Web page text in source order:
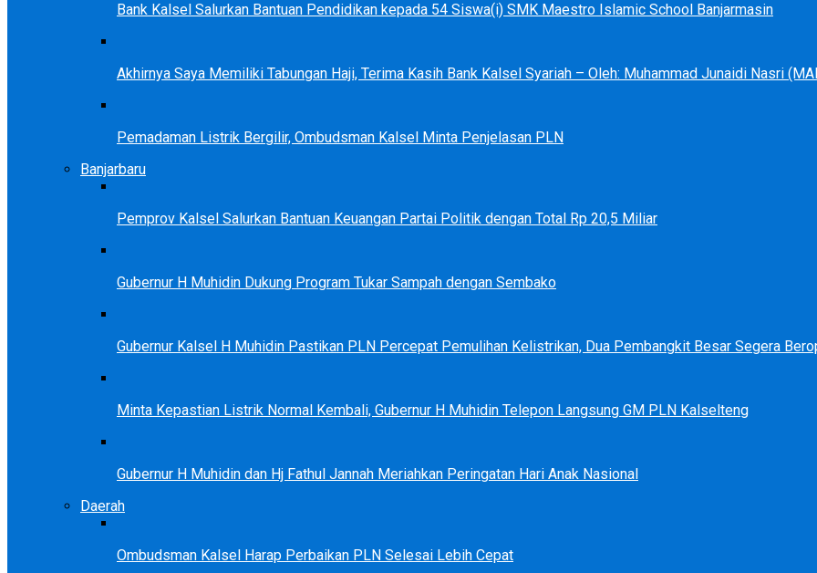
Bank Kalsel Salurkan Bantuan Pendidikan kepada 54 Siswa(i) SMK Maestro Islamic School Banjarmasin
Akhirnya Saya Memiliki Tabungan Haji, Terima Kasih Bank Kalsel Syariah – Oleh: Muhammad Junaidi Nasri
Pemadaman Listrik Bergilir, Ombudsman Kalsel Minta Penjelasan PLN
Banjarbaru
Pemprov Kalsel Salurkan Bantuan Keuangan Partai Politik dengan Total Rp 20,5 Miliar
Gubernur H Muhidin Dukung Program Tukar Sampah dengan Sembako
Gubernur Kalsel H Muhidin Pastikan PLN Percepat Pemulihan Kelistrikan, Dua Pembangkit Besar Segera
Minta Kepastian Listrik Normal Kembali, Gubernur H Muhidin Telepon Langsung GM PLN Kalselteng
Gubernur H Muhidin dan Hj Fathul Jannah Meriahkan Peringatan Hari Anak Nasional
Daerah
Ombudsman Kalsel Harap Perbaikan PLN Selesai Lebih Cepat